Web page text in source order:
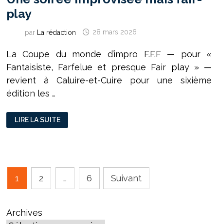
play
par La rédaction 28 mars 2026
La Coupe du monde d’impro F.F.F — pour «
Fantaisiste, Farfelue et presque Fair play » —
revient à Caluire-et-Cuire pour une sixième
édition les …
UNE
SOIRÉE
IMPROVISÉE
LIRE LA SUITE
Pagination
des
publications
1 2 … 6 Suivant
Archives